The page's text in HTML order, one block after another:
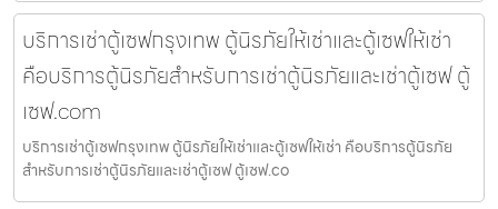
บริการเช่าตู้เซฟกรุงเทพ ตู้นิรภัยให้เช่าและตู้เซฟให้เช่า
คือบริการตู้นิรภัยสำหรับการเช่าตู้นิรภัยและเช่าตู้เซฟ ตู้
เซฟ.com
บริการเช่าตู้เซฟกรุงเทพ ตู้นิรภัยให้เช่าและตู้เซฟให้เช่า คือบริการตู้นิรภัย
สำหรับการเช่าตู้นิรภัยและเช่าตู้เซฟ ตู้เซฟ.co